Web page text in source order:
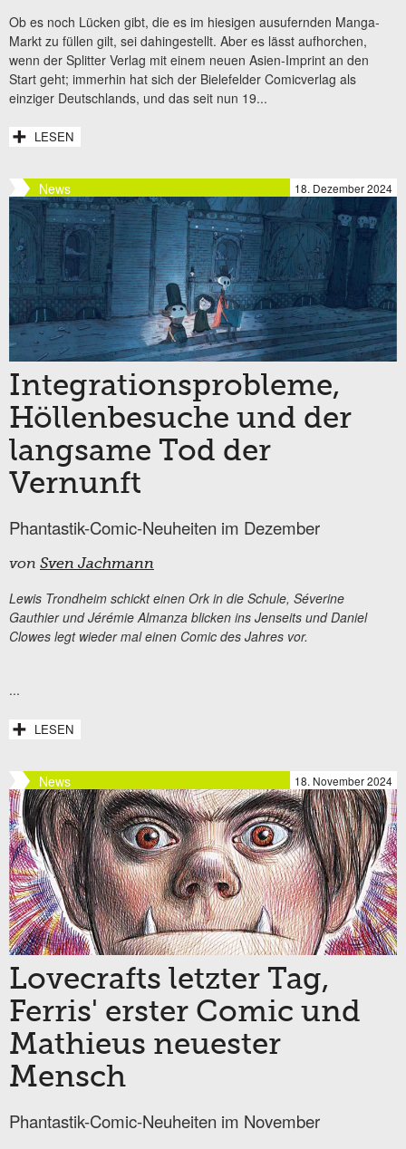
Ob es noch Lücken gibt, die es im hiesigen ausufernden Manga-
Markt zu füllen gilt, sei dahingestellt. Aber es lässt aufhorchen,
wenn der Splitter Verlag mit einem neuen Asien-Imprint an den
Start geht; immerhin hat sich der Bielefelder Comicverlag als
einziger Deutschlands, und das seit nun 19...
LESEN
News 18. Dezember 2024
Integrationsprobleme,
Höllenbesuche und der
langsame Tod der
Vernunft
Phantastik-Comic-Neuheiten im Dezember
von Sven Jachmann
Lewis Trondheim schickt einen Ork in die Schule, Séverine
Gauthier und Jérémie Almanza blicken ins Jenseits und Daniel
Clowes legt wieder mal einen Comic des Jahres vor.
...
LESEN
News 18. November 2024
Lovecrafts letzter Tag,
Ferris' erster Comic und
Mathieus neuester
Mensch
Phantastik-Comic-Neuheiten im November